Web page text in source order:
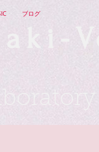
ブログ